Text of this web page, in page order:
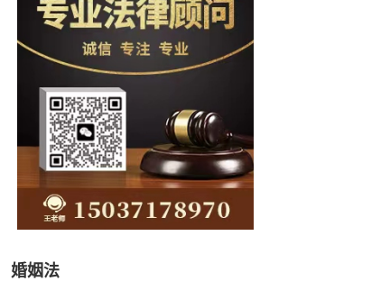
婚姻法
2022-11-18 12:16:14